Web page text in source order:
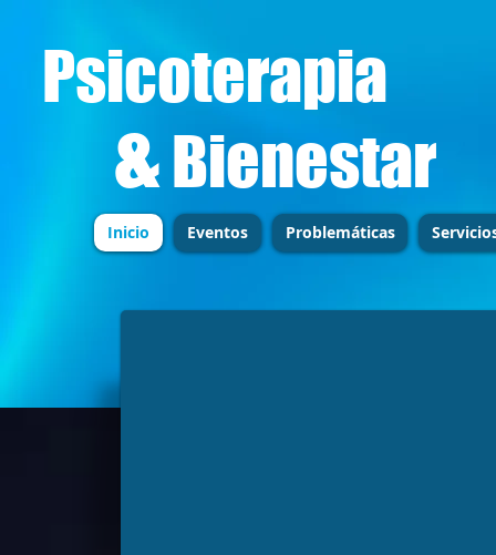
Psicoterapia
&Bienestar
Inicio Eventos Problemáticas
Tenemos la capacidad de cambiar